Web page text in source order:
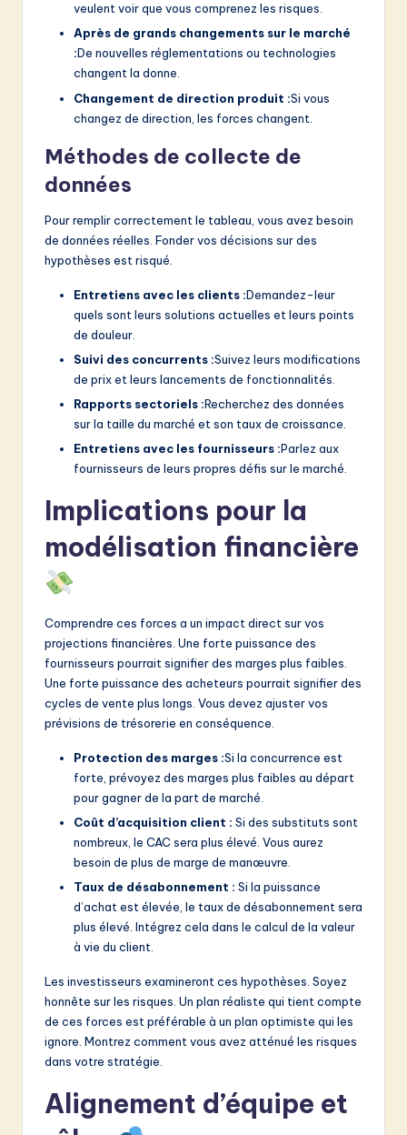
veulent voir que vous comprenez les risques.
Après de grands changements sur le marché
:De nouvelles réglementations ou technologies
changent la donne.
Changement de direction produit :Si vous
changez de direction, les forces changent.
Méthodes de collecte de
données
Pour remplir correctement le tableau, vous avez besoin
de données réelles. Fonder vos décisions sur des
hypothèses est risqué.
Entretiens avec les clients :Demandez-leur
quels sont leurs solutions actuelles et leurs points
de douleur.
Suivi des concurrents :Suivez leurs modifications
de prix et leurs lancements de fonctionnalités.
Rapports sectoriels :Recherchez des données
sur la taille du marché et son taux de croissance.
Entretiens avec les fournisseurs :Parlez aux
fournisseurs de leurs propres défis sur le marché.
Implications pour la
modélisation financière
Comprendre ces forces a un impact direct sur vos
projections financières. Une forte puissance des
fournisseurs pourrait signifier des marges plus faibles.
Une forte puissance des acheteurs pourrait signifier des
cycles de vente plus longs. Vous devez ajuster vos
prévisions de trésorerie en conséquence.
Protection des marges :Si la concurrence est
forte, prévoyez des marges plus faibles au départ
pour gagner de la part de marché.
Coût d’acquisition client : Si des substituts sont
nombreux, le CAC sera plus élevé. Vous aurez
besoin de plus de marge de manœuvre.
Taux de désabonnement : Si la puissance
d’achat est élevée, le taux de désabonnement sera
plus élevé. Intégrez cela dans le calcul de la valeur
à vie du client.
Les investisseurs examineront ces hypothèses. Soyez
honnête sur les risques. Un plan réaliste qui tient compte
de ces forces est préférable à un plan optimiste qui les
ignore. Montrez comment vous avez atténué les risques
dans votre stratégie.
Alignement d’équipe et